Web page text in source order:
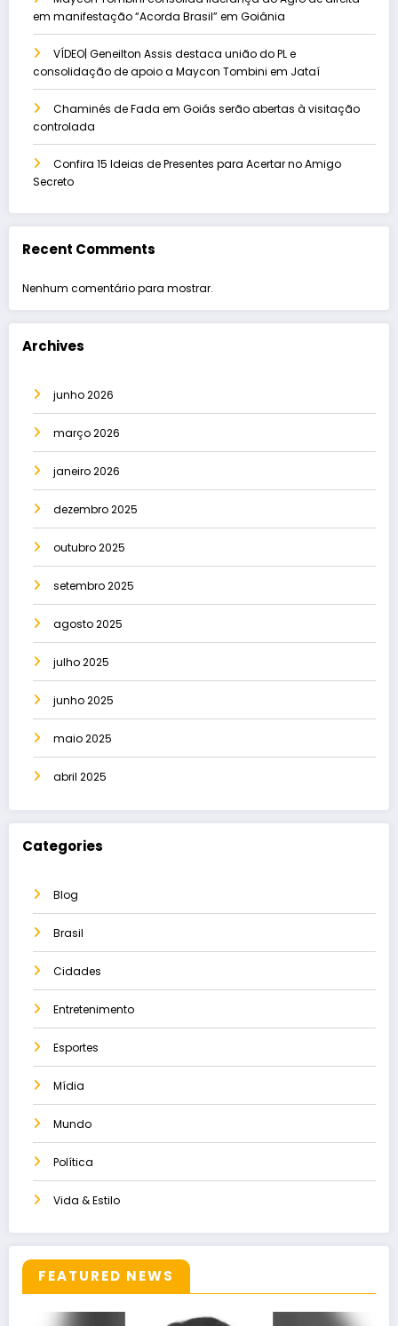
em manifestação “Acorda Brasil” em Goiânia
VÍDEO| Geneilton Assis destaca união do PL e
consolidação de apoio a Maycon Tombini em Jataí
Chaminés de Fada em Goiás serão abertas à visitação
controlada
Confira 15 Ideias de Presentes para Acertar no Amigo
Secreto
Recent Comments
Nenhum comentário para mostrar.
Archives
junho 2026
março 2026
janeiro 2026
dezembro 2025
outubro 2025
setembro 2025
agosto 2025
julho 2025
junho 2025
maio 2025
abril 2025
Categories
Blog
Brasil
Cidades
Entretenimento
Esportes
Mídia
Mundo
Política
Vida & Estilo
FEATURED NEWS